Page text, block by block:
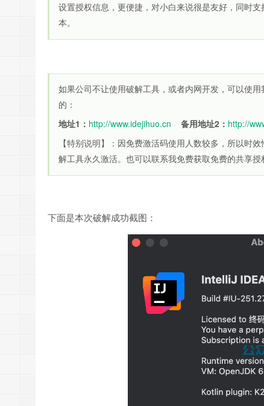
设置授权信息，更便捷，对小白来说很是友好，同时
本。
如果公司不让使用破解工具，或者内网开发，可以使
的：
地址1： http://www.idejihuo.cn 备用地址2： http://
【特别说明】：因免费激活码使用人数较多，所以时
解工具永久激活。也可以联系我免费获取免费的共享授
下面是本次破解成功截图：